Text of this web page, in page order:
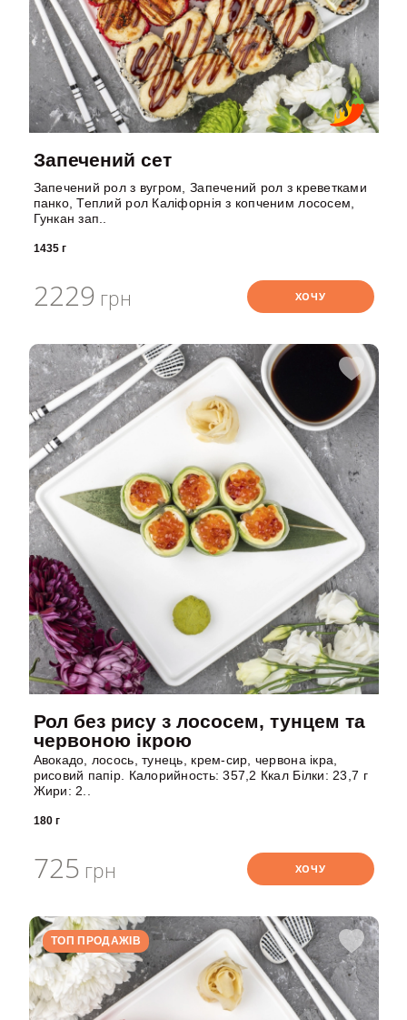
Запечений сет
Запечений рол з вугром, Запечений рол з креветками
панко, Теплий рол Каліфорнія з копченим лососем,
Гункан зап..
1435 г
2229 грн ХОЧУ
Рол без рису з лососем, тунцем та
червоною ікрою
Авокадо, лосось, тунець, крем-сир, червона ікра,
рисовий папір. Калорийность: 357,2 Ккал Білки: 23,7 г
Жири: 2..
180 г
725 грн ХОЧУ
ТОП ПРОДАЖІВ